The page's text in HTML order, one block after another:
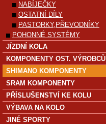
NABÍJEČKY
OSTATNÍ DÍLY
PASTORKY,PŘEVODNÍKY
POHONNÉ SYSTÉMY
JÍZDNÍ KOLA
KOMPONENTY OST. VÝROBCŮ
SHIMANO KOMPONENTY
SRAM KOMPONENTY
PŘÍSLUŠENSTVÍ KE KOLU
VÝBAVA NA KOLO
JINÉ SPORTY